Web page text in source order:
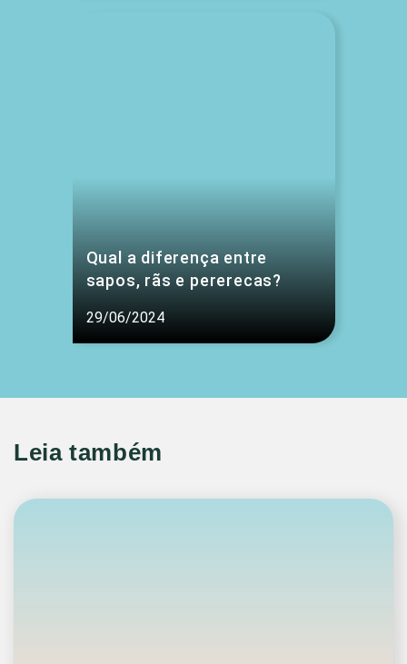
Qual a diferença entre
sapos, rãs e pererecas?
29/06/2024
Leia também